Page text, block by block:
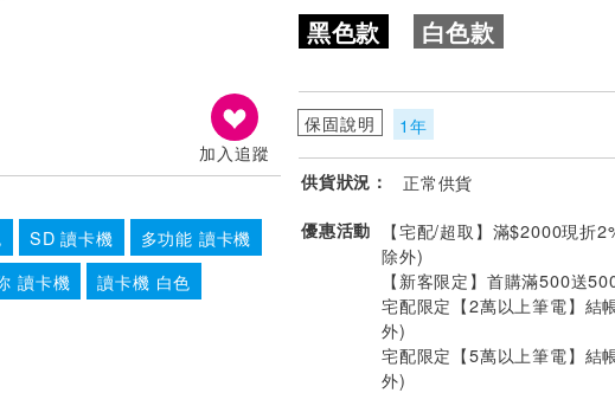
加入追蹤
SD 讀卡機
多功能 讀卡機
讀卡機
讀卡機 白色
黑色款 白色款
保固說明 1年
供貨狀況： 正常供貨
優惠活動
【宅配/超取】滿$2000現折
除外)
【新客限定】首購滿500送
宅配限定【2萬以上筆電】結
外)
宅配限定【5萬以上筆電】結
外)